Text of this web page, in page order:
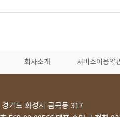
회사소개 서비스이용약
경기도 화성시 금곡동 317